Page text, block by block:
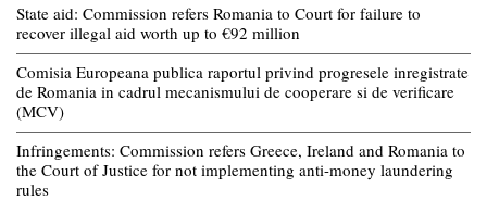
State aid: Commission refers Romania to Court for failure to
recover illegal aid worth up to €92 million
Comisia Europeana publica raportul privind progresele inregistrate
de Romania in cadrul mecanismului de cooperare si de verificare
(MCV)
Infringements: Commission refers Greece, Ireland and Romania to
the Court of Justice for not implementing anti-money laundering
rules